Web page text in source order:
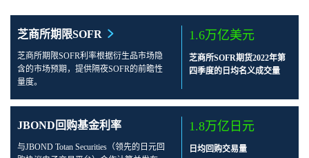
芝商所期限SOFR
芝商所期限SOFR利率根据衍生品市场隐
含的市场预期，提供隔夜SOFR的前瞻性
量度。
1.6万亿美元
芝商所SOFR期货2022年第
四季度的日均名义成交量
JBOND回购基金利率
与JBOND Totan Securities（领先的日元回
1.8万亿日元
日均回购交易量